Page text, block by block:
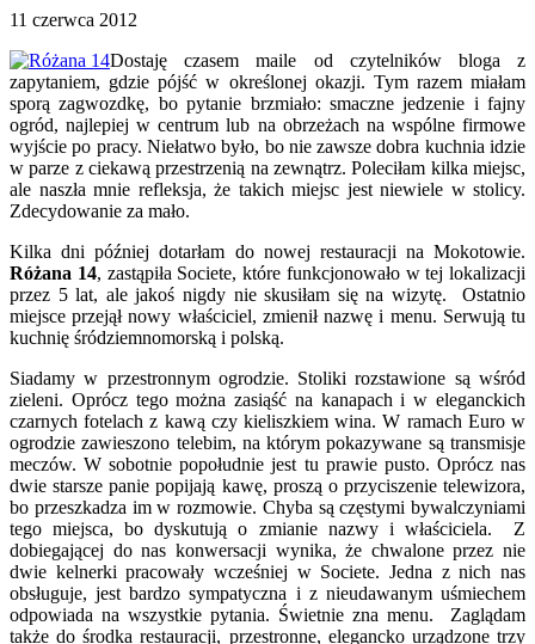
11 czerwca 2012
Dostaję czasem maile od czytelników bloga z
zapytaniem, gdzie pójść w określonej okazji. Tym razem miałam
sporą zagwozdkę, bo pytanie brzmiało: smaczne jedzenie i fajny
ogród, najlepiej w centrum lub na obrzeżach na wspólne firmowe
wyjście po pracy. Niełatwo było, bo nie zawsze dobra kuchnia idzie
w parze z ciekawą przestrzenią na zewnątrz. Poleciłam kilka miejsc,
ale naszła mnie refleksja, że takich miejsc jest niewiele w stolicy.
Zdecydowanie za mało.
Kilka dni później dotarłam do nowej restauracji na Mokotowie.
Różana 14, zastąpiła Societe, które funkcjonowało w tej lokalizacji
przez 5 lat, ale jakoś nigdy nie skusiłam się na wizytę. Ostatnio
miejsce przejął nowy właściciel, zmienił nazwę i menu. Serwują tu
kuchnię śródziemnomorską i polską.
Siadamy w przestronnym ogrodzie. Stoliki rozstawione są wśród
zieleni. Oprócz tego można zasiąść na kanapach i w eleganckich
czarnych fotelach z kawą czy kieliszkiem wina. W ramach Euro w
ogrodzie zawieszono telebim, na którym pokazywane są transmisje
meczów. W sobotnie popołudnie jest tu prawie pusto. Oprócz nas
dwie starsze panie popijają kawę, proszą o przyciszenie telewizora,
bo przeszkadza im w rozmowie. Chyba są częstymi bywalczyniami
tego miejsca, bo dyskutują o zmianie nazwy i właściciela. Z
dobiegającej do nas konwersacji wynika, że chwalone przez nie
dwie kelnerki pracowały wcześniej w Societe. Jedna z nich nas
obsługuje, jest bardzo sympatyczna i z nieudawanym uśmiechem
odpowiada na wszystkie pytania. Świetnie zna menu. Zaglądam
także do środka restauracji, przestronne, elegancko urządzone trzy